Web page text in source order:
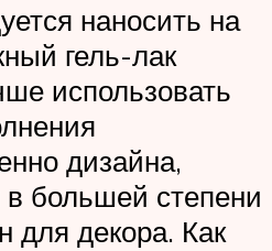
наносить на
гель-лак
использовать
дизайна,
в большей степени
для декора. Как